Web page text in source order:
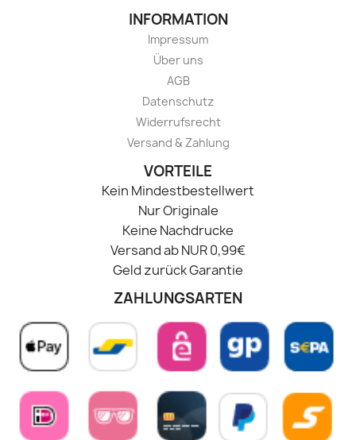
INFORMATION
Impressum
Über uns
AGB
Datenschutz
Widerrufsrecht
Versand & Zahlung
VORTEILE
Kein Mindestbestellwert
Nur Originale
Keine Nachdrucke
Versand ab NUR 0,99€
Geld zurück Garantie
ZAHLUNGSARTEN